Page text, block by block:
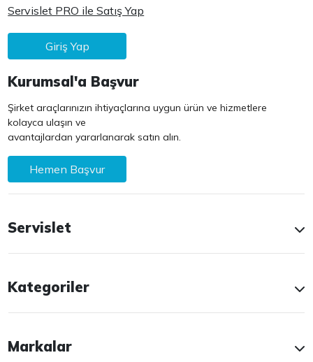
Servislet PRO ile Satış Yap
Giriş Yap
Kurumsal'a Başvur
Şirket araçlarınızın ihtiyaçlarına uygun ürün ve hizmetlere
kolayca ulaşın ve
avantajlardan yararlanarak satın alın.
Hemen Başvur
Servislet
Kategoriler
Markalar